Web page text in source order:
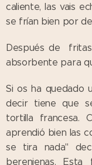
caliente, las vais
se frían bien por
Después de
absorbente para
Si os ha quedado
decir tiene que
tortilla francesa.
aprendió bien las
se tira nada"
berenjenas.